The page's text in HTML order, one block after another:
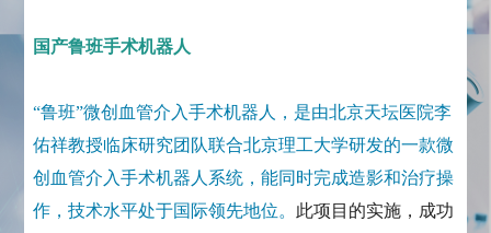
国产鲁班手术机器人
“鲁班”微创血管介入手术机器人，是由北京天坛医院李
佑祥教授临床研究团队联合北京理工大学研发的一款微
创血管介入手术机器人系统，能同时完成造影和治疗操
作，技术水平处于国际领先地位。 此项目的实施，成功